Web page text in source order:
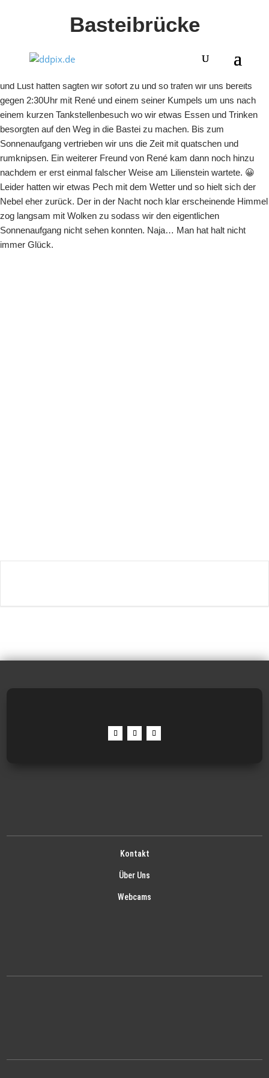
Basteibrücke
Am Dienstag Abend bekamen wir von René eine Nachricht ob wir
und Lust hatten sagten wir sofort zu und so trafen wir uns bereits
gegen 2:30Uhr mit René und einem seiner Kumpels um uns nach
einem kurzen Tankstellenbesuch wo wir etwas Essen und Trinken
besorgten auf den Weg in die Bastei zu machen. Bis zum
Sonnenaufgang vertrieben wir uns die Zeit mit quatschen und
rumknipsen. Ein weiterer Freund von René kam dann noch hinzu
nachdem er erst einmal falscher Weise am Lilienstein wartete. 😀
Leider hatten wir etwas Pech mit dem Wetter und so hielt sich der
Nebel eher zurück. Der in der Nacht noch klar erscheinende Himmel
zog langsam mit Wolken zu sodass wir den eigentlichen
Sonnenaufgang nicht sehen konnten. Naja… Man hat halt nicht
immer Glück.
Kontakt
Über Uns
Webcams